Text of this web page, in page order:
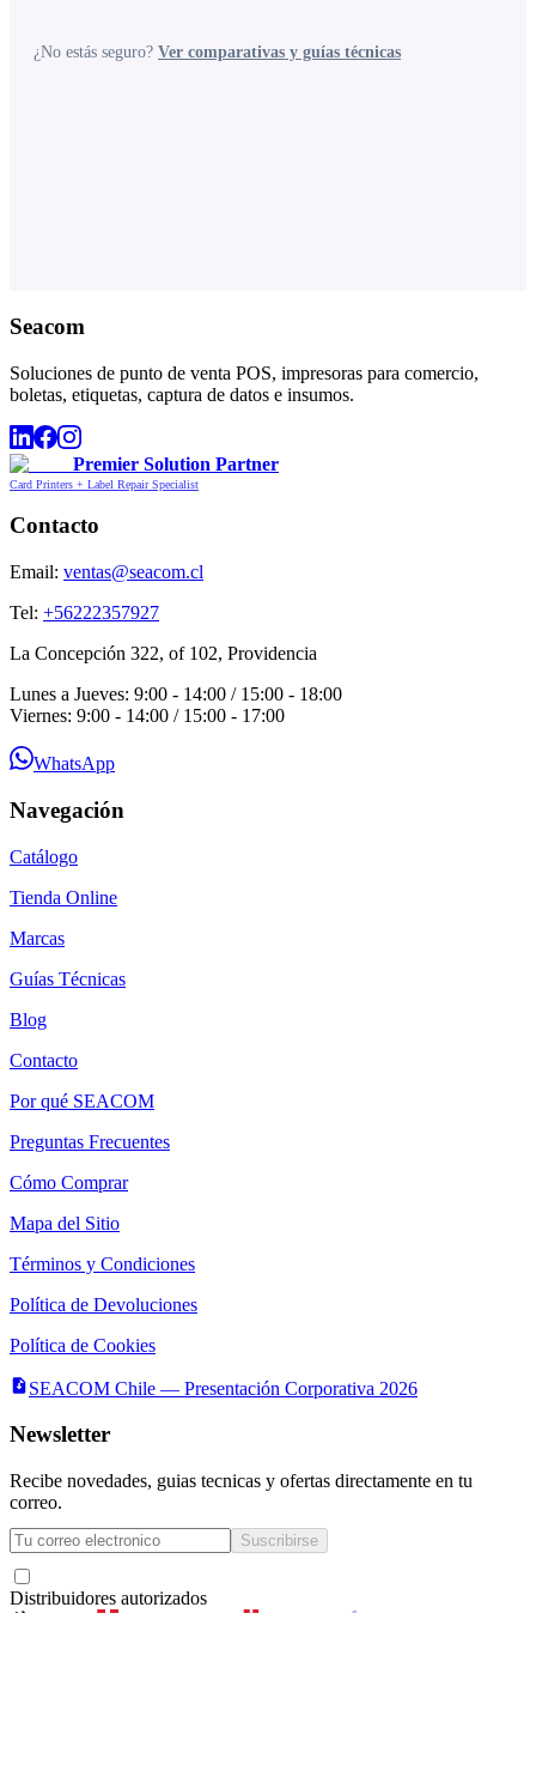
¿No estás seguro? Ver comparativas y guías técnicas
Seacom
Soluciones de punto de venta POS, impresoras para comercio,
boletas, etiquetas, captura de datos e insumos.
Premier Solution Partner
Card Printers + Label Repair Specialist
Contacto
Email: ventas@seacom.cl
Tel: +56222357927
La Concepción 322, of 102, Providencia
Lunes a Jueves: 9:00 - 14:00 / 15:00 - 18:00
Viernes: 9:00 - 14:00 / 15:00 - 17:00
WhatsApp
Navegación
Catálogo
Tienda Online
Marcas
Guías Técnicas
Blog
Contacto
Por qué SEACOM
Preguntas Frecuentes
Cómo Comprar
Mapa del Sitio
Términos y Condiciones
Política de Devoluciones
Política de Cookies
SEACOM Chile — Presentación Corporativa 2026
Newsletter
Recibe novedades, guias tecnicas y ofertas directamente en tu
correo.
Suscribirse
Distribuidores autorizados